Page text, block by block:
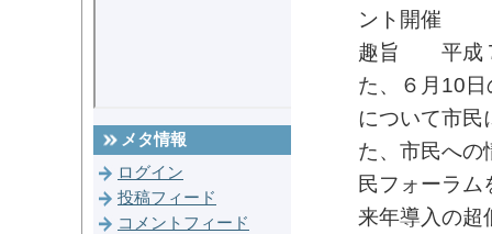
ント開催
趣旨 平成７
た、６月10
について市民
た、市民への
民フォーラ
来年導入の超
メタ情報
ログイン
投稿フィード
コメントフィード